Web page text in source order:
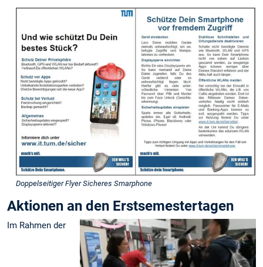
Doppelseitiger Flyer Sicheres Smarphone
Aktionen an den Erstsemestertagen
Im Rahmen der